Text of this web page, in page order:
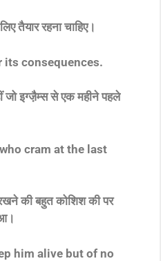
तैयार रहना चाहिए।
its consequences.
जो इग्जै़म्स से एक महीने पहले
cram at the last
की बहुत कोशिश की पर
him alive but of no